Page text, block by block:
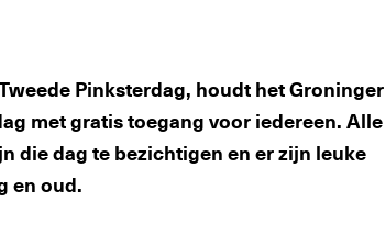
Pinksterdag, houdt het Groninger
met gratis toegang voor iedereen. Alle
die dag te bezichtigen en er zijn leuke
en oud.